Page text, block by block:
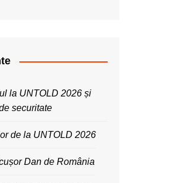
la UNTOLD 2026 și
securitate
de la UNTOLD 2026
Dan de România